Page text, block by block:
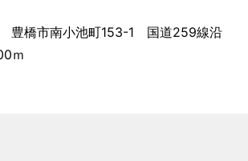
豊橋市南小池町153-1 国道259線沿
ｍ